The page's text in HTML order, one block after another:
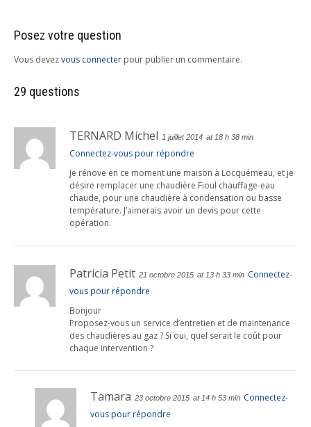
Posez votre question
Vous devezvous connecter pour publier un commentaire.
29 questions
TERNARD Michel 1 juillet 2014 at 18 h 38 min
Connectez-vous pour répondre
Je rénove en ce moment une maison à Locquémeau, et je
désire remplacer une chaudière Fioul chauffage-eau
chaude, pour une chaudière à condensation ou basse
température. J’aimerais avoir un devis pour cette
opération.
Patricia Petit 21 octobre 2015 at 13 h 33 min Connectez-
vous pour répondre
Bonjour
Proposez-vous un service d’entretien et de maintenance
des chaudières au gaz ? Si oui, quel serait le coût pour
chaque intervention ?
Tamara 23 octobre 2015 at 14 h 53 min Connectez-
vous pour répondre